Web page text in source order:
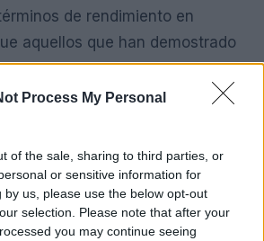
Process My Personal
of the sale, sharing to third parties, or
or sensitive information for
by us, please use the below opt-out
selection. Please note that after your
you may continue seeing
de rendimiento en
aquellos que han demostrado
pasado, como Djokovic y
probabilidades de superar las
no podemos perder de
que en este caso se traduce en la
y recursos que cada jugador
anteriores. Un jugador
ser más susceptible a errores en